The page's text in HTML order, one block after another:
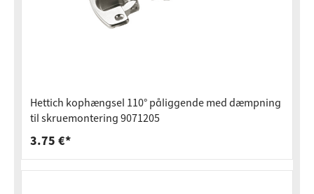
Hettich kophængsel 110° påliggende med dæmpning
til skruemontering 9071205
3.75 €*